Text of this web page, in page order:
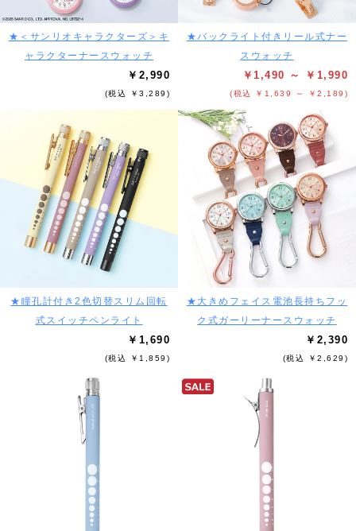
★＜サンリオキャラクターズ＞キ
ャラクターナースウォッチ
￥2,990
(税込 ￥3,289)
★バックライト付きリール式ナー
スウォッチ
￥1,490 ～ ￥1,990
(税込 ￥1,639 ～ ￥2,189)
★瞳孔計付き2色切替スリム回転
式スイッチペンライト
￥1,690
(税込 ￥1,859)
★大きめフェイス電池長持ちフッ
ク式ガーリーナースウォッチ
￥2,390
(税込 ￥2,629)